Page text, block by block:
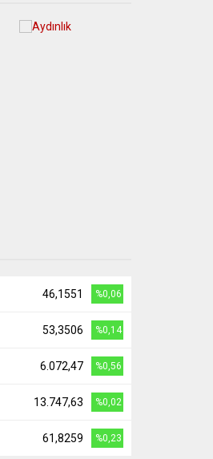
46,1551 %0,06
53,3506 %0,14
6.072,47 %0,56
13.747,63 %0,02
61,8259 %0,23